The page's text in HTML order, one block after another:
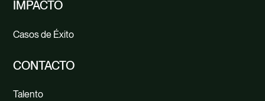
IMPACTO
Casos de Éxito
CONTACTO
Talento